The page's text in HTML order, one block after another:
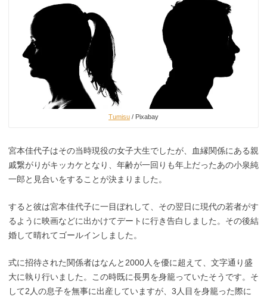
Tumisu / Pixabay
宮本佳代子はその当時現役の女子大生でしたが、血縁関係にある親
戚繋がりがキッカケとなり、年齢が一回りも年上だったあの小泉純
一郎と見合いをすることが決まりました。
すると彼は宮本佳代子に一目ぼれして、その翌日に現代の若者がす
るように映画などに出かけてデートに行き告白しました。その後結
婚して晴れてゴールインしました。
式に招待された関係者はなんと2000人を優に超えて、文字通り盛
大に執り行いました。この時既に長男を身籠っていたそうです。そ
して2人の息子を無事に出産していますが、3人目を身籠った際に